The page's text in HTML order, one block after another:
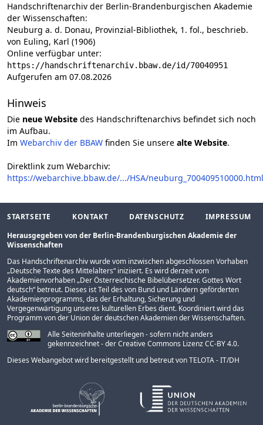
Handschriftenarchiv der Berlin-Brandenburgischen Akademie
der Wissenschaften:
Neuburg a. d. Donau, Provinzial-Bibliothek, 1. fol., beschrieb.
von Euling, Karl (1906)
Online verfügbar unter:
https://handschriftenarchiv.bbaw.de/id/70040951
Aufgerufen am 07.08.2026
Hinweis
Die neue Website des Handschriftenarchivs befindet sich noch
im Aufbau.
Im Webarchiv der BBAW finden Sie unsere alte Website.
Direktlink zum Webarchiv:
https://webarchive.bbaw.de/.../HSA/neuburg_700409510000.html
STARTSEITE KONTAKT DATENSCHUTZ
IMPRESSUM
Herausgegeben von der Berlin-Brandenburgischen Akademie der
Wissenschaften
Das Handschriftenarchiv wurde vom inzwischen abgeschlossen Vorhaben
„Deutsche Texte des Mittelalters“ iniziiert. Es wird derzeit vom
Akademienvorhaben „Der Österreichische Bibelübersetzer. Gottes Wort
deutsch“ betreut. Dieses ist Teil des von Bund und Ländern geförderten
Akademienprogramms, das der Erhaltung, Sicherung und
Vergegenwärtigung unseres kulturellen Erbes dient. Koordiniert wird das
Programm von der Union der deutschen Akademien der Wissenschaften.
Alle Seiteninhalte unterliegen - sofern nicht anders
gekennzeichnet - der Creative Commons Lizenz CC-BY 4.0.
Dieses Webangebot wird bereitgestellt und betreut vonTELOTA - IT/DH